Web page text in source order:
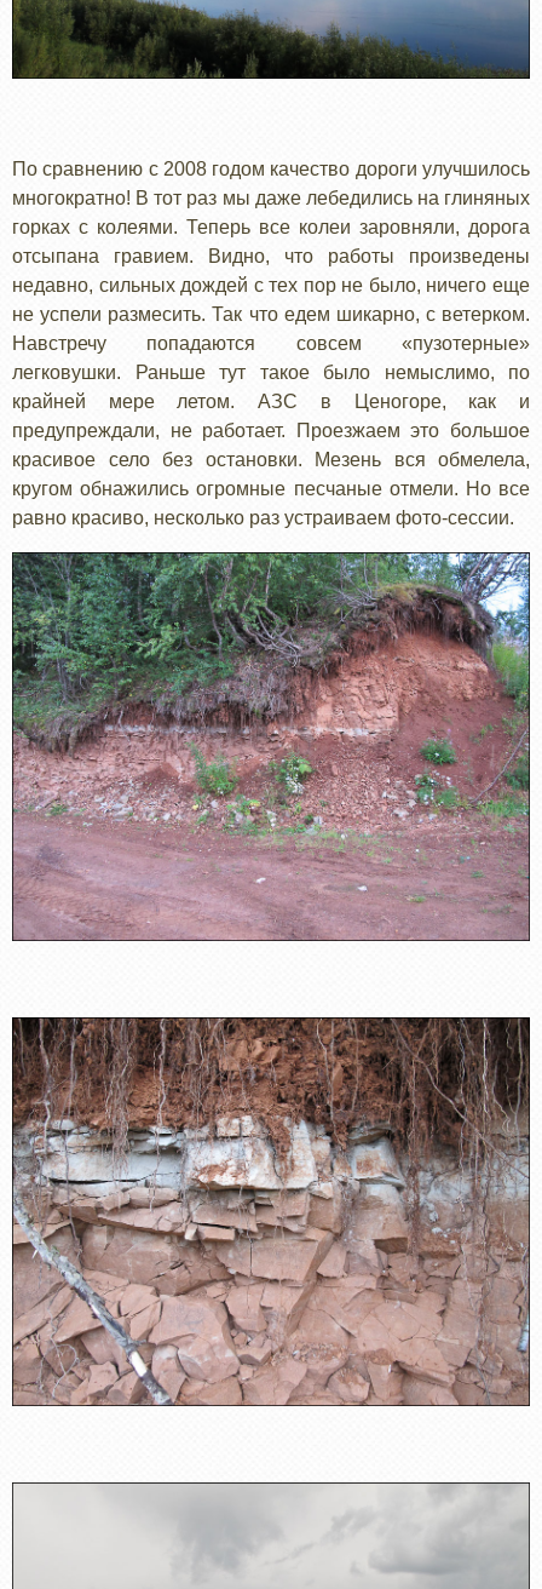
По сравнению с 2008 годом качество дороги улучшилось
многократно! В тот раз мы даже лебедились на глиняных
горках с колеями. Теперь все колеи заровняли, дорога
отсыпана гравием. Видно, что работы произведены
недавно, сильных дождей с тех пор не было, ничего еще
не успели размесить. Так что едем шикарно, с ветерком.
Навстречу попадаются совсем «пузотерные»
легковушки. Раньше тут такое было немыслимо, по
крайней мере летом. АЗС в Ценогоре, как и
предупреждали, не работает. Проезжаем это большое
красивое село без остановки. Мезень вся обмелела,
кругом обнажились огромные песчаные отмели. Но все
равно красиво, несколько раз устраиваем фото-сессии.